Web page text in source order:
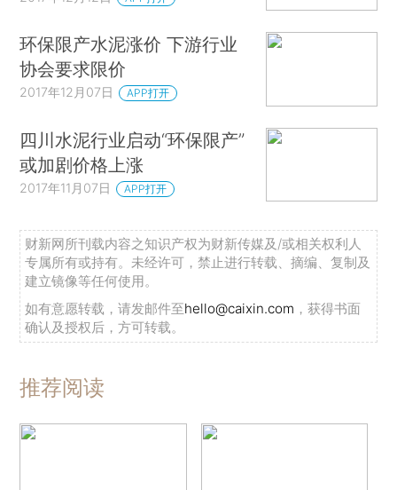
环保限产水泥涨价 下游行业
协会要求限价
2017年12月07日 APP打开
四川水泥行业启动“环保限产”
或加剧价格上涨
2017年11月07日 APP打开
财新网所刊载内容之知识产权为财新传媒及/或相关权利人
专属所有或持有。未经许可，禁止进行转载、摘编、复制及
建立镜像等任何使用。
如有意愿转载，请发邮件至hello@caixin.com ，获得书面
确认及授权后，方可转载。
推荐阅读